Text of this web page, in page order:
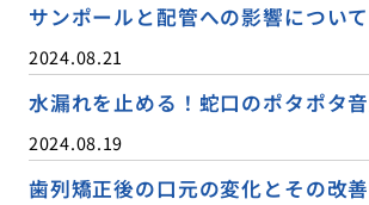
サンポールと配管への影響につい
2024.08.21
水漏れを止める！蛇口のポタポタ
2024.08.19
歯列矯正後の口元の変化とその改